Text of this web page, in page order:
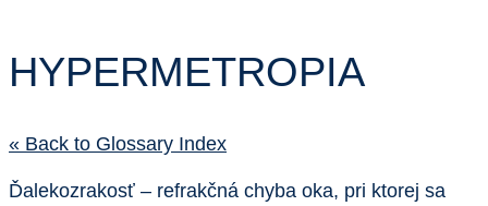
HYPERMETROPIA
« Back to Glossary Index
Ďalekozrakosť – refrakčná chyba oka, pri ktorej sa